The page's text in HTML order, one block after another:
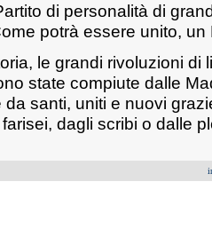
di personalità di
potrà essere unito,
le grandi rivoluzioni di
state compiute dalle
santi, uniti e nuovi
dagli scribi o dalle